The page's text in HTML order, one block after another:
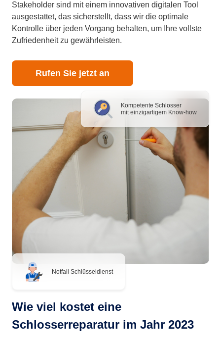
Kompetente Schlosser
mit einzigartigem Know-how
Notfall Schlüsseldienst
Stakeholder sind mit einem innovativen digitalen Tool
ausgestattet, das sicherstellt, dass wir die optimale
Kontrolle über jeden Vorgang behalten, um Ihre vollste
Zufriedenheit zu gewährleisten.
Rufen Sie jetzt an
Wie viel kostet eine
Schlosserreparatur im Jahr 2023